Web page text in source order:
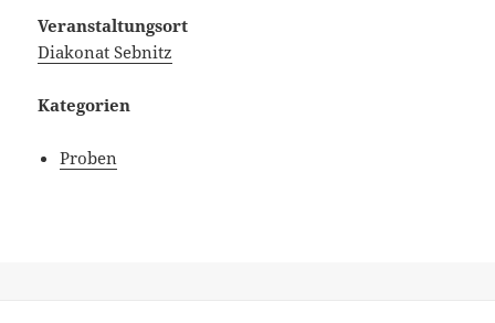
Veranstaltungsort
Diakonat Sebnitz
Kategorien
Proben